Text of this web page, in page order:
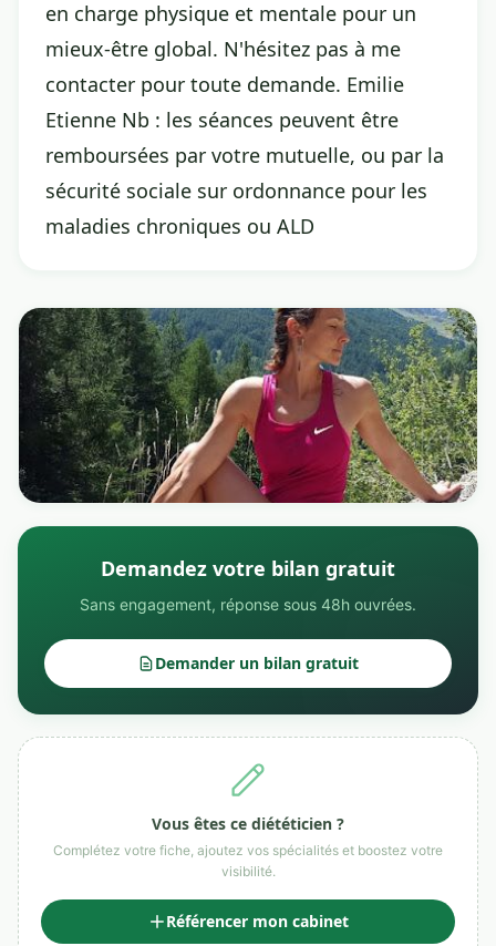
en charge physique et mentale pour un
mieux-être global. N'hésitez pas à me
contacter pour toute demande. Emilie
Etienne Nb : les séances peuvent être
remboursées par votre mutuelle, ou par la
sécurité sociale sur ordonnance pour les
maladies chroniques ou ALD
Demandez votre bilan gratuit
Sans engagement, réponse sous 48h ouvrées.
Demander un bilan gratuit
Vous êtes ce diététicien ?
Complétez votre fiche, ajoutez vos spécialités et boostez votre
visibilité.
Référencer mon cabinet